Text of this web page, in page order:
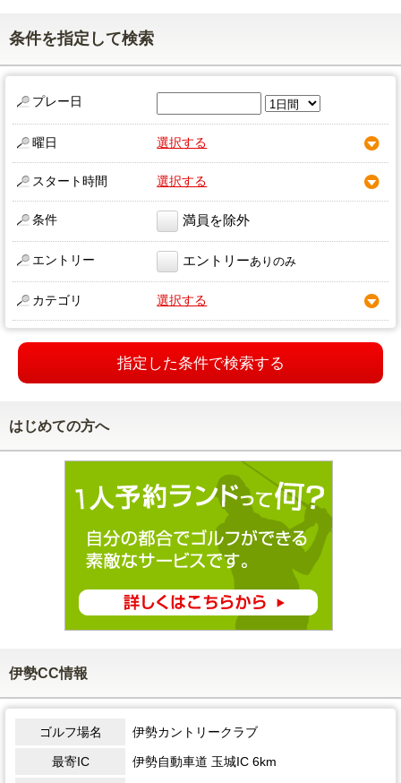
条件を指定して検索
プレー日
曜日 選択する
スタート時間 選択する
条件 満員を除外
エントリー エントリーありのみ
カテゴリ 選択する
指定した条件で検索する
はじめての方へ
伊勢CC情報
ゴルフ場名 伊勢カントリークラブ
最寄IC 伊勢自動車道 玉城IC 6km